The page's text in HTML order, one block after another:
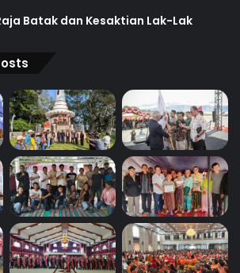
Batak dan Kesaktian Lak-Lak